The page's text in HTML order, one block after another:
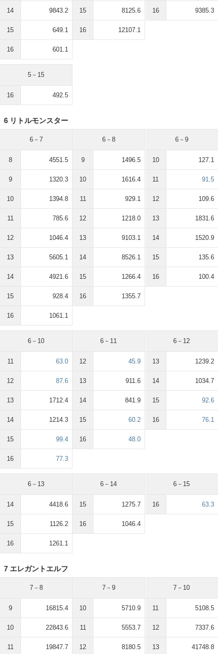
14 9843.2
15 649.1
16 601.1
15 8125.6
16 12107.1
16 9385.3
5－15
16 492.5
6 リトルモンスター
6－7
8 4551.5
9 1320.3
10 1394.8
11 785.6
12 1046.4
13 5605.1
14 4921.6
15 928.4
16 1061.1
6－8
9 1496.5
10 1616.4
11 929.1
12 1218.0
13 9103.1
14 8526.1
15 1266.4
16 1355.7
6－9
10 127.1
11 91.5
12 109.6
13 1831.6
14 1520.9
15 135.6
16 100.4
6－10
11 63.0
12 87.6
13 1712.4
14 1214.3
15 99.4
16 77.3
6－11
12 45.9
13 911.6
14 841.9
15 60.2
16 48.0
6－12
13 1239.2
14 1034.7
15 92.6
16 76.1
6－13
14 4418.6
15 1126.2
16 1261.1
6－14
15 1275.7
16 1046.4
6－15
16 63.3
7 エレガントエルフ
7－8
9 16815.4
10 22843.6
11 19847.7
7－9
10 5710.9
11 5553.7
12 8180.5
7－10
11 5108.5
12 7337.6
13 41748.8